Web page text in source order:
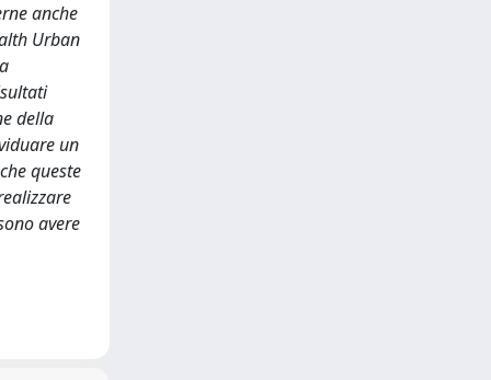
anche
Urban
della
un
queste
avere